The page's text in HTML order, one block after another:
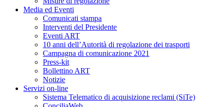
Media ed Eventi
Comunicati stampa
Interventi del Presidente
Eventi ART
10 anni dell’Autorità di regolazione dei trasporti
Campagna di comunicazione 2021
Press-kit
Bollettino ART
Notizie
Servizi on-line
Sistema Telematico di acquisizione reclami (SiTe)